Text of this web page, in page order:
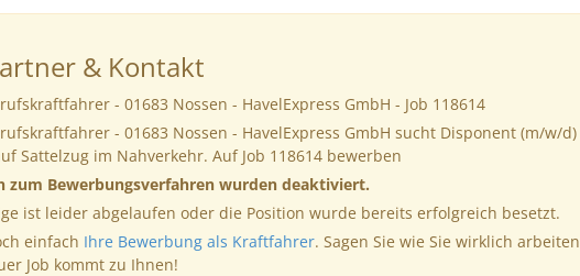
& Kontakt
- 01683 Nossen - HavelExpress GmbH - Job 118614
- 01683 Nossen - HavelExpress GmbH sucht Disponent (m/w/d)
Sattelzug im Nahverkehr. Auf Job 118614 bewerben
zum Bewerbungsverfahren wurden deaktiviert.
ist leider abgelaufen oder die Position wurde bereits erfolgreich besetzt.
einfach Ihre Bewerbung als Kraftfahrer. Sagen Sie wie Sie wirklich arbeiten
Job kommt zu Ihnen!